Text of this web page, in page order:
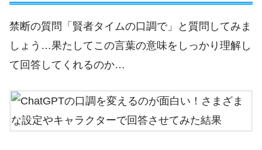
禁断の質問「賢者タイムの口調で」と質問してみま
しょう…果たしてこの言葉の意味をしっかり理解し
て回答してくれるのか…